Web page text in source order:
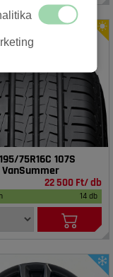
75R16C 107S
VanSummer
22 500 Ft/ db
14 db